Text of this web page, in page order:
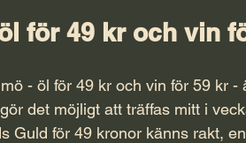
för 49 kr och vin
- öl för 49 kr och vin för 59 kr -
det möjligt att träffas mitt i
Guld för 49 kronor känns rakt,